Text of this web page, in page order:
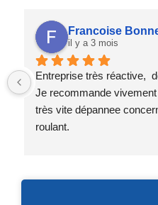
Francoise
il y a 3 mois
Entreprise très réactive,
Je recommande
très vite dépannee
roulant.